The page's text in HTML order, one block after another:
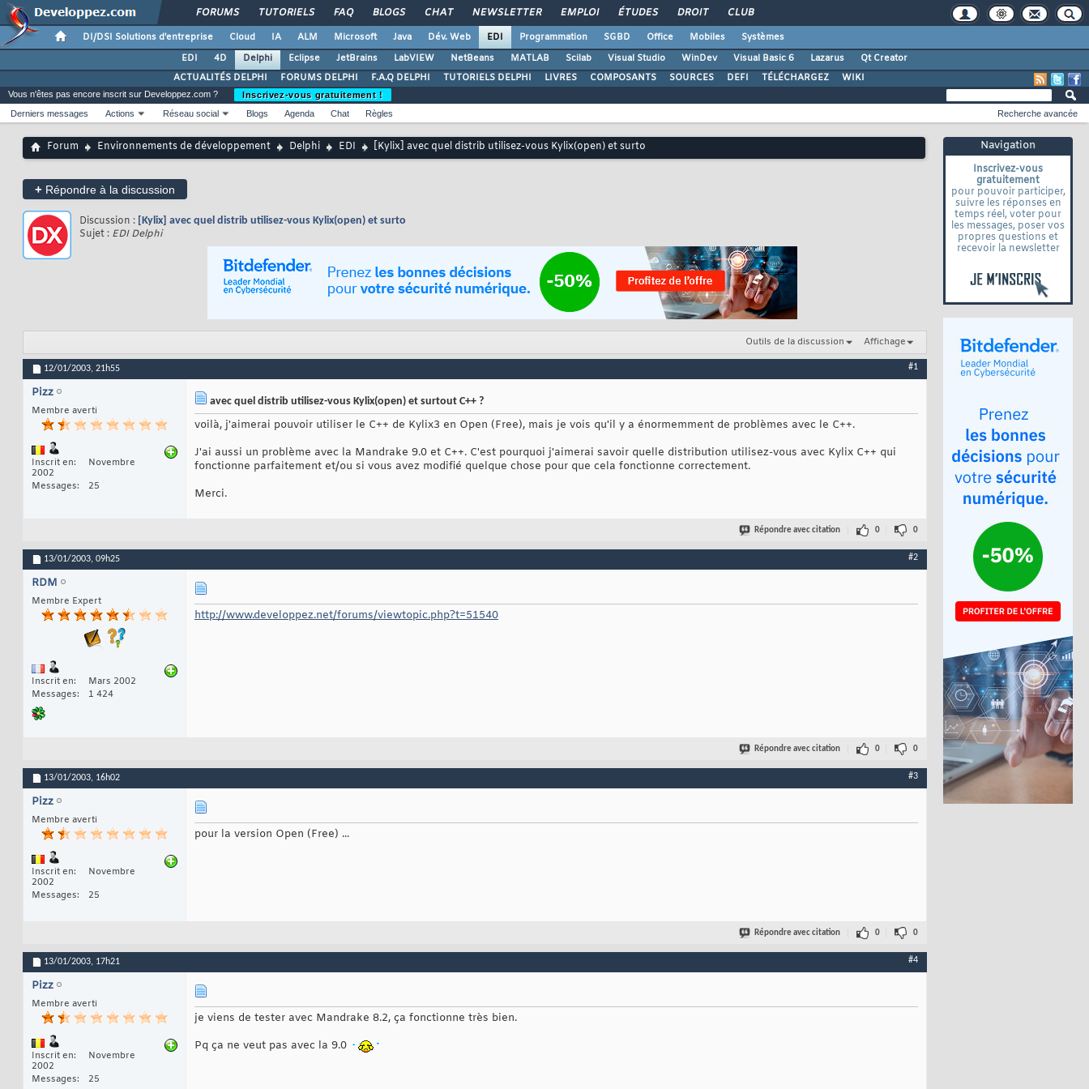
FORUMS TUTORIELS FAQ BLOGS CHAT NEWSLETTER EMPLOI ÉTUDES DROIT CLUB
DI/DSI Solutions d'entreprise Cloud IA ALM Microsoft Java Dév. Web EDI Programmation SGBD Office Mobiles
Systèmes
EDI
4D Delphi Eclipse JetBrains LabVIEW NetBeans MATLAB Scilab Visual Studio WinDev Visual Basic 6 Lazarus
Qt Creator
ACTUALITÉS DELPHI
FORUMS DELPHI F.A.Q DELPHI TUTORIELS DELPHI LIVRES COMPOSANTS SOURCES DEFI TÉLÉCHARGEZ WIKI
Navigation
Inscrivez-vous
gratuitement
pour pouvoir participer,
suivre les réponses en
temps réel, voter pour
les messages, poser vos
propres questions et
recevoir la newsletter
Vous n'êtes pas encore inscrit sur Developpez.com ?
Inscrivez-vous gratuitement !
Derniers messages
Actions Réseau social Blogs Agenda Chat Règles Recherche avancée
Forum Environnements de développement Delphi EDI [Kylix] avec quel distrib utilisez-vous Kylix(open) et surto
+ Répondre à la discussion
Discussion : [Kylix] avec quel distrib utilisez-vous Kylix(open) et surto
Sujet : EDI Delphi
Outils de la discussion Affichage
12/01/2003, 21h55 #1
Pizz
Membre averti
Inscrit en
Novembre
2002
Messages
25
avec quel distrib utilisez-vous Kylix(open) et surtout C++ ?
voilà, j'aimerai pouvoir utiliser le C++ de Kylix3 en Open (Free), mais je vois qu'il y a énormemment de problèmes avec le C++.
J'ai aussi un problème avec la Mandrake 9.0 et C++. C'est pourquoi j'aimerai savoir quelle distribution utilisez-vous avec Kylix C++ qui
fonctionne parfaitement et/ou si vous avez modifié quelque chose pour que cela fonctionne correctement.
Merci.
Répondre avec citation 0 0
13/01/2003, 09h25 #2
RDM
Membre Expert
Inscrit en
Mars 2002
Messages
1 424
http://www.developpez.net/forums/viewtopic.php?t=51540
Répondre avec citation 0 0
13/01/2003, 16h02 #3
Pizz
Membre averti
Inscrit en
Novembre
2002
Messages
25
pour la version Open (Free) ...
Répondre avec citation 0 0
13/01/2003, 17h21 #4
Pizz
Membre averti
Inscrit en
Novembre
2002
Messages
25
je viens de tester avec Mandrake 8.2, ça fonctionne très bien.
Pq ça ne veut pas avec la 9.0